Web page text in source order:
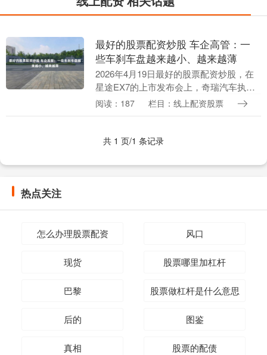
最好的股票配资炒股 车企高管：一
些车刹车盘越来越小、越来越薄
2026年4月19日最好的股票配资炒股，在
星途EX7的上市发布会上，奇瑞汽车执行
副总裁李学用称，现在很多企业造车，
阅读：187 栏目：线上配资股票
共 1 页/1 条记录
热点关注
怎么办理股票配资 风口
现货 股票哪里加杠杆
巴黎 股票做杠杆是什么意思
后的 图鉴
真相 股票的配债